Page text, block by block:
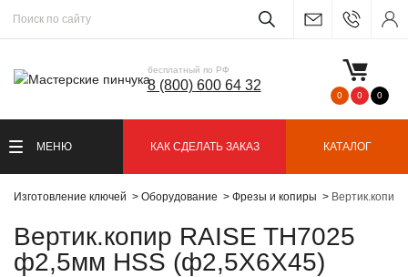
бесплатный по РФ
8 (800) 600 64 32
0 0 0
МЕНЮ КАК СДЕЛАТЬ ЗАКАЗ КАТАЛОГ
Изготовление ключей Оборудование Фрезы и копиры
Вертик.копир RAISE TH7025
ф2,5мм HSS (ф2,5Х6Х45)